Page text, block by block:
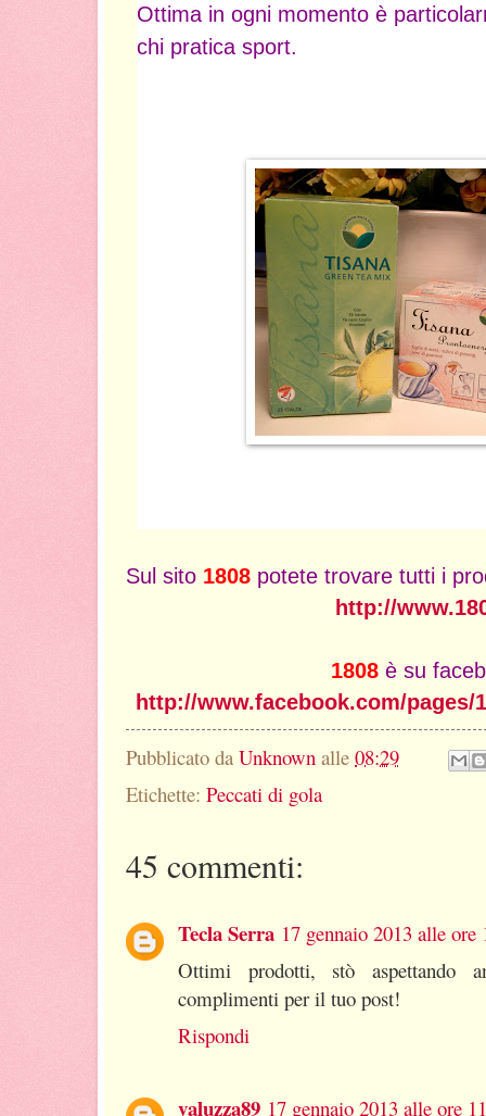
Ottima in ogni momento è
chi pratica sport.
Sul sito 1808 potete trovare tutti i
http://
1808è su
http://www.facebook.com/pages/
Pubblicato da Unknown alle 08:29
Etichette: Peccati di gola
45 commenti:
Tecla Serra 17 gennaio 2013 alle ore
Ottimi prodotti, stò aspettando
complimenti per il tuo post!
Rispondi
valuzza89 17 gennaio 2013 alle ore